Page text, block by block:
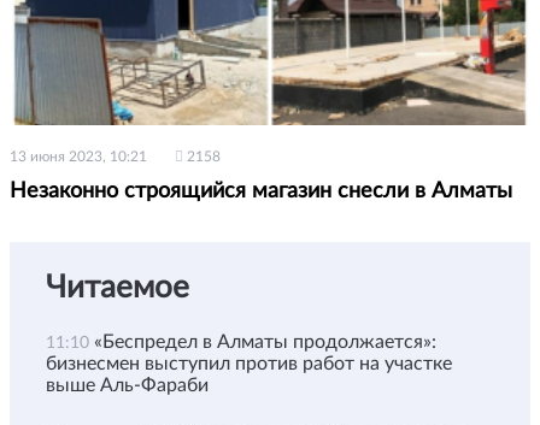
13 июня 2023, 10:21 2158
Незаконно строящийся магазин снесли в Алматы
Читаемое
11:10 «Беспредел в Алматы продолжается»:
бизнесмен выступил против работ на участке
выше Аль-Фараби